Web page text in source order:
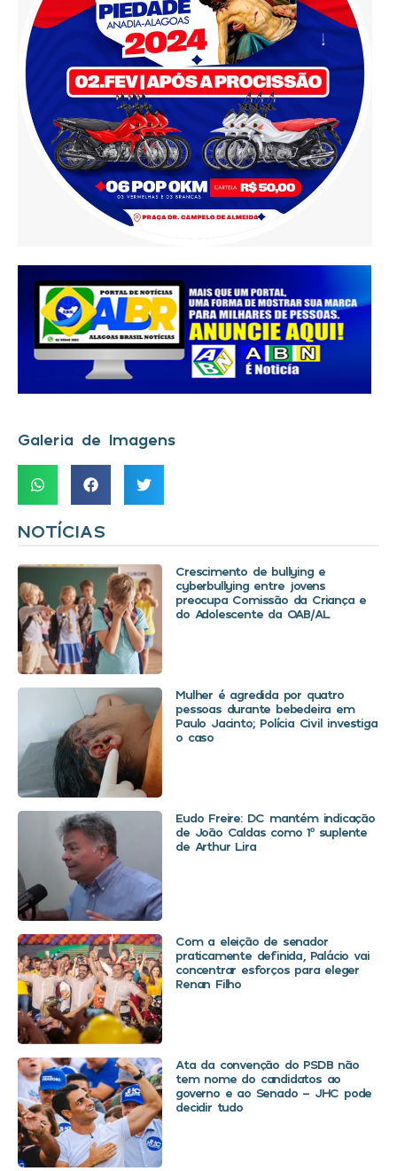
Galeria de Imagens
NOTÍCIAS
Crescimento de bullying e
cyberbullying entre jovens
preocupa Comissão da Criança e
do Adolescente da OAB/AL
Mulher é agredida por quatro
pessoas durante bebedeira em
Paulo Jacinto; Polícia Civil investiga
o caso
Eudo Freire: DC mantém indicação
de João Caldas como 1º suplente
de Arthur Lira
Com a eleição de senador
praticamente definida, Palácio vai
concentrar esforços para eleger
Renan Filho
Ata da convenção do PSDB não
tem nome do candidatos ao
governo e ao Senado – JHC pode
decidir tudo